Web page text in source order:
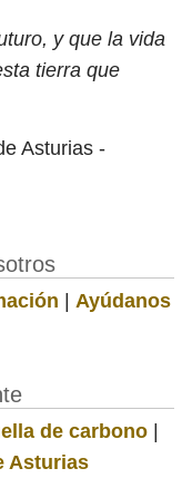
y que la vida
tierra que
Asturias -
| Ayúdanos
de carbono|
Asturias